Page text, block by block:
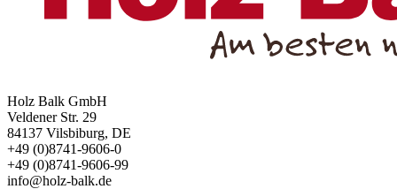
Holz Balk GmbH
Veldener Str. 29
84137 Vilsbiburg, DE
+49 (0)8741-9606-0
+49 (0)8741-9606-99
info@holz-balk.de